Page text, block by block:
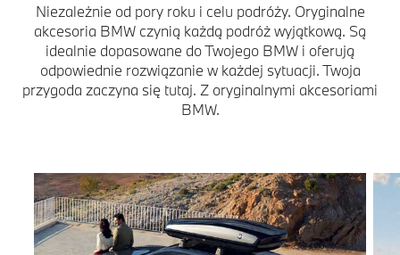
Niezależnie od pory roku i celu podróży. Oryginalne
akcesoria BMW czynią każdą podróż wyjątkową. Są
idealnie dopasowane do Twojego BMW i oferują
odpowiednie rozwiązanie w każdej sytuacji. Twoja
przygoda zaczyna się tutaj. Z oryginalnymi akcesoriami
BMW.